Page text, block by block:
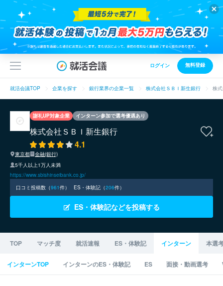
ログイン 無料登録
就活会議TOP 企業を探す 銀行業界の企業一覧 株式会社ＳＢＩ新生銀行 株
謝礼UP対象企業 インターン参加で選考優遇あり
株式会社ＳＢＩ新生銀行
4.1
東京都
金融(銀行)
5千人以上1万人未満
https://www.sbishinseibank.co.jp/
口コミ投稿数（961件） ES・体験記（206件）
ES・体験記などを投稿する
TOP マッチ度 就活速報 ES・体験記 インターン 本選
インターンTOP インターンのES・体験記 ES 面接・動画選考